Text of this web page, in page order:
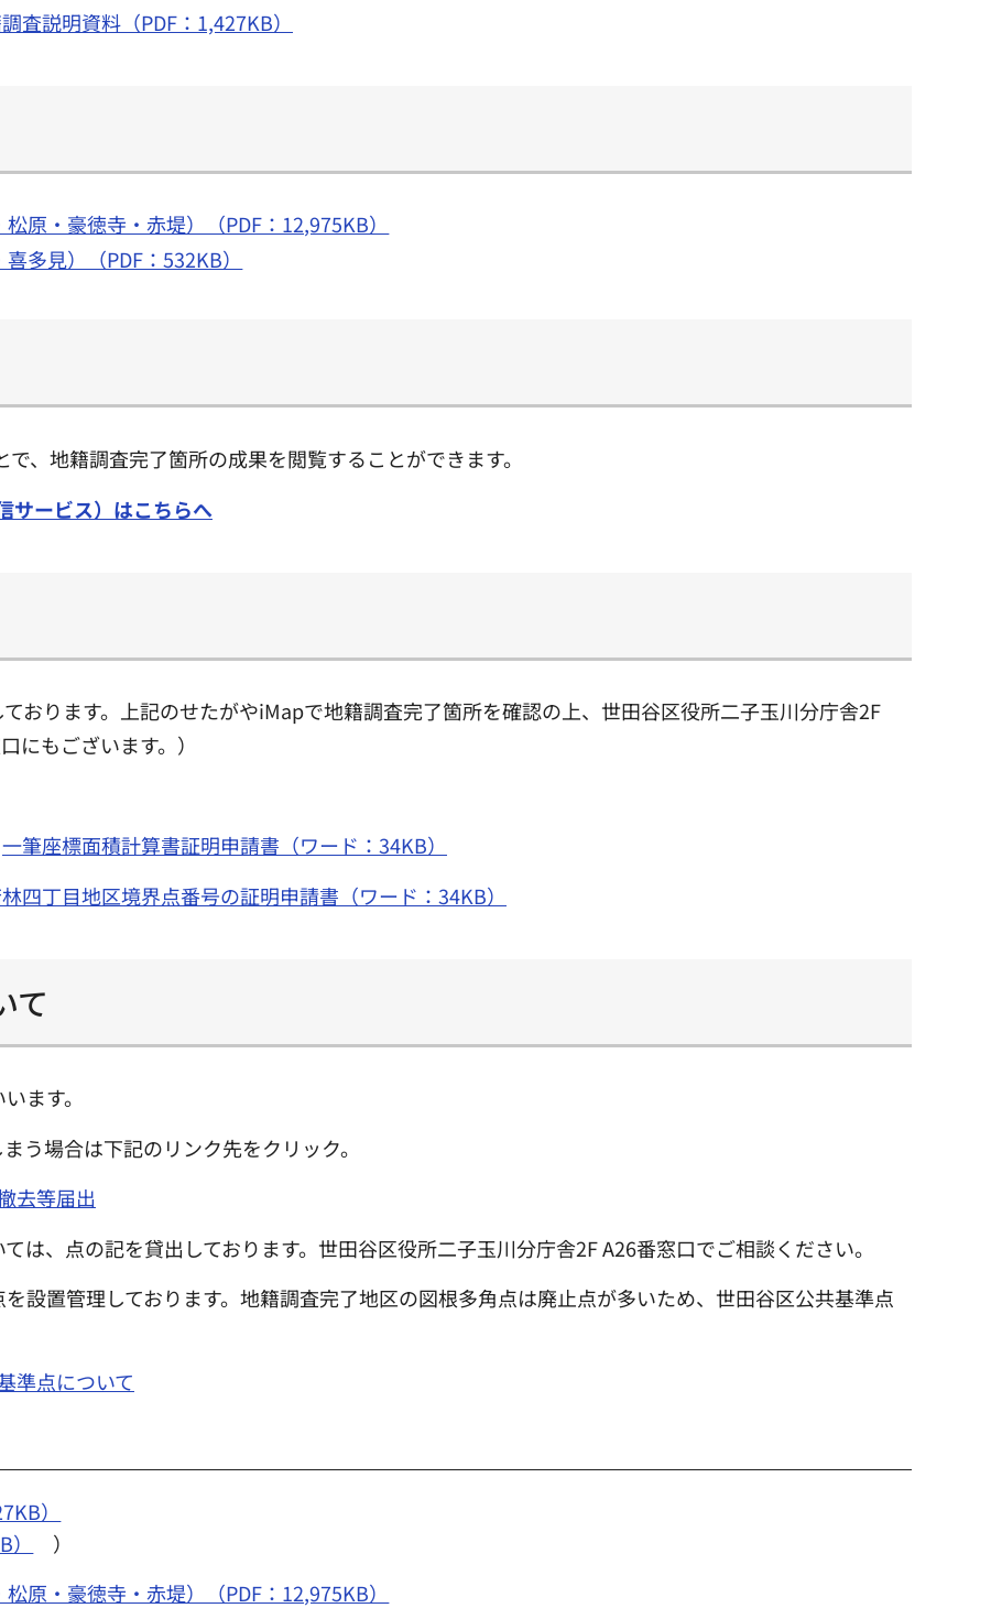
査説明資料（PDF：1,427KB）
原・豪徳寺・赤堤）（PDF：12,975KB）
多見）（PDF：532KB）
、地籍調査完了箇所の成果を閲覧することができます。
サービス）はこちらへ
おります。上記のせたがやiMapで地籍調査完了箇所を確認の上、世田谷区役所二子玉川分庁舎2F
にもございます。）
一筆座標面積計算書証明申請書（ワード：34KB）
四丁目地区境界点番号の証明申請書（ワード：34KB）
て
ます。
う場合は下記のリンク先をクリック。
去等届出
は、点の記を貸出しております。世田谷区役所二子玉川分庁舎2F A26番窓口でご相談ください。
設置管理しております。地籍調査完了地区の図根多角点は廃止点が多いため、世田谷区公共基準点
準点について
）
）
原・豪徳寺・赤堤）（PDF：12,975KB）